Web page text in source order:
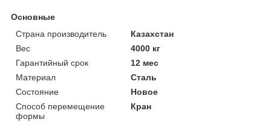
Основные
Страна производитель
Казахстан
Вес
4000 кг
Гарантийный срок
12 мес
Материал
Сталь
Состояние
Новое
Способ перемещение
формы
Кран